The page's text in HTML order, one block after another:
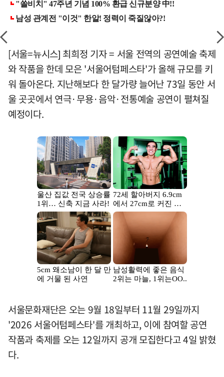
[서울=뉴시스] 최희정 기자 = 서울 전역의 공연예술 축제
와 작품을 한데 모은 '서울어텀페스타'가 올해 규모를 키
워 돌아온다. 지난해보다 한 달가량 늘어난 73일 동안 서
울 곳곳에서 연극·무용·음악·전통예술 공연이 펼쳐질
예정이다.
서울문화재단은 오는 9월 18일부터 11월 29일까지
'2026 서울어텀페스타'를 개최하고, 이에 참여할 공연
작품과 축제를 오는 12일까지 공개 모집한다고 4일 밝혔
다.